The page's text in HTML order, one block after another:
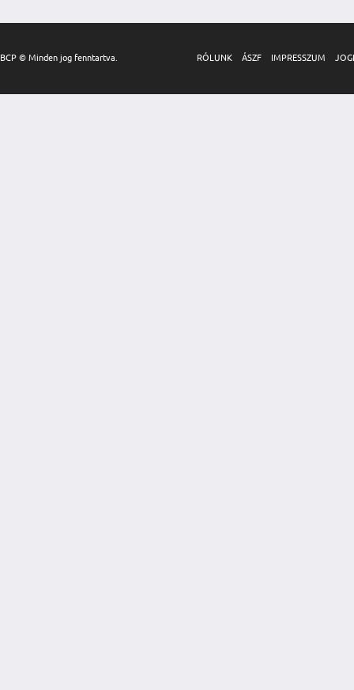
BCP © Minden jog fenntartva. RÓLUNK ÁSZF IMPRESSZUM